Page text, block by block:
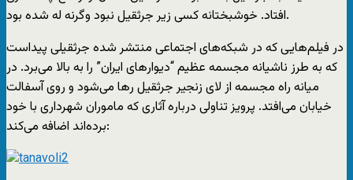
افتاد. خوشبختانه کسی زیر جرثقیل نبود وگرنه له شده بود.
در فیلم‌هایی که در شبکه‌های اجتماعی منتشر شده جرثقیلی پیداست
که به طرز ناشیانه مجسمه‌ عظیم “دیوارهای ایران” را به بالا می‌برد. در
میانه راه مجسمه از لای زنجیر جرثقیل رها می‌شود و روی آسفالت
خیابان می‌افتد. پرویز تناولی درباره آثاری که ماموران شهرداری با خود
برده‌اند اضافه می‌کند: